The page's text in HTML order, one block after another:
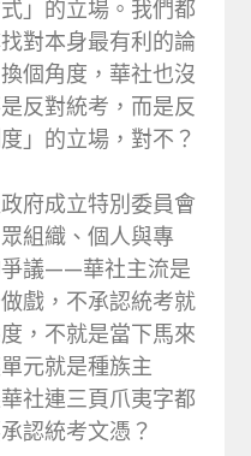
」的立場。我們都
對本身最有利的論
個角度，華社也沒
反對統考，而是反
」的立場，對不？
府成立特別委員會
組織、個人與專
爭議——華社主流是
戲，不承認統考就
，不就是當下馬來
元就是種族主
社連三頁爪夷字都
認統考文憑？